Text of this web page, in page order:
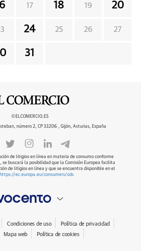
17 18 19 20
24 25 26 27
31
©ELCOMERCIO.ES
número 2, CP 33206 , Gijón, Asturias, España
de litigios en línea en materia de consumo conforme
buscará la posibilidad que la Comisión Europea facilita
de litigios en línea y que se encuentra disponible en el
https://ec.europa.eu/consumers/odr.
Condiciones de uso
Política de privacidad
Mapa web Política de cookies